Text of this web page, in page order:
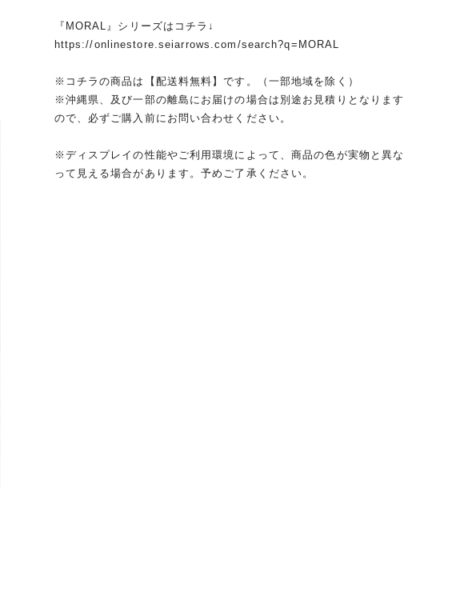
『MORAL』シリーズはコチラ↓
https://onlinestore.seiarrows.com/search?q=MORAL
※コチラの商品は【配送料無料】です。（一部地域を除く）
※沖縄県、及び一部の離島にお届けの場合は別途お見積りとなります
ので、必ずご購入前にお問い合わせください。
※ディスプレイの性能やご利用環境によって、商品の色が実物と異な
って見える場合があります。予めご了承ください。